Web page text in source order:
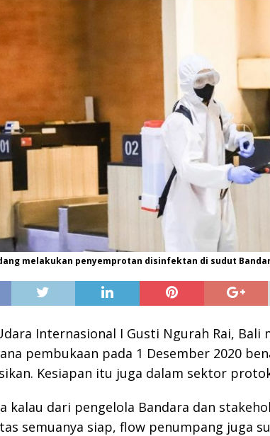
melakukan penyemprotan disinfektan di sudut
Internasional I Gusti Ngurah Rai, Bali
pembukaan pada 1 Desember 2020
Kesiapan itu juga dalam sektor
kalau dari pengelola Bandara dan
semuanya siap, flow penumpang juga